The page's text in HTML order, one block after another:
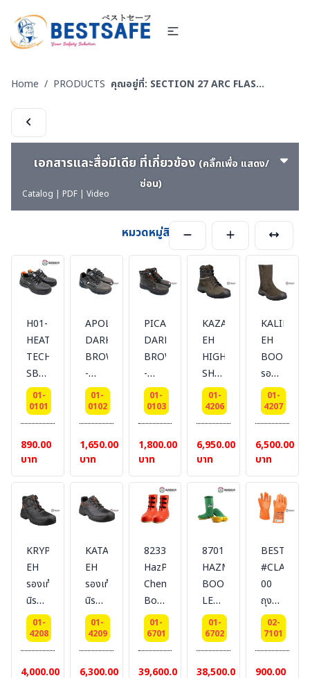
Home / PRODUCTS คุณอยู่ที่: SECTION 27 ARC FLASH & ELECTRICAL PPE UNIFORM ชุดและอุปกรณ์สำหรับป้องกันงานไฟฟ้าแรงสูง และไฟฟ้าระเบิด
เอกสารและสื่อมีเดีย ที่เกี่ยวข้อง (คลิ๊กเพื่อ แสดง/
ซ่อน)
Catalog | PDF | Video
หมวดหมู่สินค้า
H01-
HEAT
TECH
SB
HRO
HI
CI
SR
FO
[EH]
นิรภัย
หุ้มส้น
S1
สีดำ
พื้น
PU/R
ป้องกัน
ไฟฟ้า
18
kV
01-
0101
890.00
บาท
APOLO
DARK
BROWN
-
HEAT
TECH
[SB
PS
HRO
HI
SR
FO
รองเท้า
นิรภัย
หุ้มส้น
สี
น้ำตาล
เข้ม
พื้น
PU/R
01-
0102
1,650.00
บาท
PICAZO
DARK
BROWN
-
HEAT
TECH
[SB
PS
EH
HRO
CI
SR
รองเท้า
นิรภัย
หุ้มข้อ
สี
น้ำตาล
เข้ม
พื้น
PU/R
01-
0103
1,800.00
บาท
KAZAK
EH
HIGH
SHOES
รองเท้า
นิรภัย
หุ้มข้อ
#DELTAPLUS
01-
4206
6,950.00
บาท
KALINKA
EH
BOOTS
รองเท้า
บู๊ทนิร
ภัย
01-
4207
6,500.00
บาท
KRYPTON
EH
รองเท้า
นิรภัย
หุ้มข้อ
#DELTAPLUS
01-
4208
4,000.00
KATANA
EH
รองเท้า
นิรภัย
หุ้มส้น
#DELTAPLUS
01-
4209
6,300.00
82330
HazProof
Chemical
Boot
รอง
เท้าบู๊
ท
สำหรับ
01-
6701
39,600.00
87012
HAZMAX
BOOT
LEVEL
A
RESCUE
&
CHEMICAL
01-
6702
38,500.00
BESTSAFE
#CLASS
00
ถุงมือ
ยาง
ป้องกัน
ไฟฟ้า
500V
02-
7101
900.00